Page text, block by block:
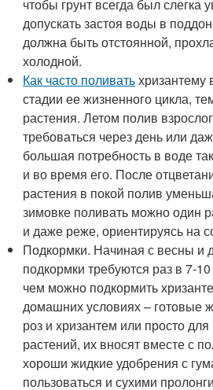
чтобы грунт всегда был слегка
допускать застоя воды в
должна быть отстоянной,
холодной.
Как часто поливатьхризантему
стадии ее жизненного цикла,
растения. Летом полив
требоваться через день или
большая потребность в воде
и во время его. После
растения в покой полив
зимовке поливать можно один
и даже реже, ориентируясь на
Подкормки. Начиная с весны и
подкормки требуются раз в 7-
чем можно подкормить
домашних условиях – готовые
роз и хризантем или просто
растений, их вносят вместе с
хороши жидкие удобрения с
пользоваться и сухими